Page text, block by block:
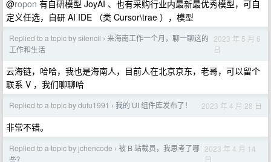
@ropon 有自研模型 JoyAI 、也有采购行业内最新最优秀模型，可自
定义任选，自研 AI IDE （类 Cursor\trae ），模型
Replied to a topic by silencil › 来海南工作一个月，聊一聊这的
工作和生活
2023 年 5 月 6
日
云海链，哈哈，我也是海南人，目前人在北京京东，老哥，可以留个
联系 V ，我们聊聊哈
Replied to a topic by dufu1991 › 我的 UI 组件库发布了！ 2023 年 4 月 28 日
非常不错。
Replied to a topic by jchencode › 被 B 站裁员，我思考了哪
些？
2023 年 4 月 14
日